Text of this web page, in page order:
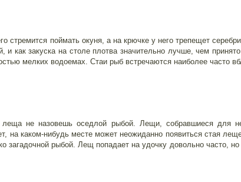
стремится поймать окуня, а на крючке у него трепещет
и как закуска на столе плотва значительно лучше, чем
мелких водоемах. Стаи рыб встречаются наиболее часто
леща не назовешь оседлой рыбой. Лещи, собравшиеся для
на каком-нибудь месте может неожиданно появиться стая
загадочной рыбой. Лещ попадает на удочку довольно часто,